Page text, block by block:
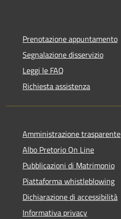
Prenotazione appuntamento
Segnalazione disservizio
Leggi le FAQ
Richiesta assistenza
Amministrazione trasparente
Albo Pretorio On Line
Pubblicazioni di Matrimonio
Piattaforma whistleblowing
Dichiarazione di accessibilità
Informativa privacy